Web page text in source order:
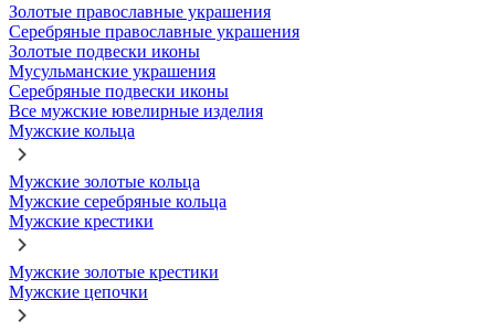
Золотые православные украшения
Серебряные православные украшения
Золотые подвески иконы
Мусульманские украшения
Серебряные подвески иконы
Все мужские ювелирные изделия
Мужские кольца
Мужские золотые кольца
Мужские серебряные кольца
Мужские крестики
Мужские золотые крестики
Мужские цепочки